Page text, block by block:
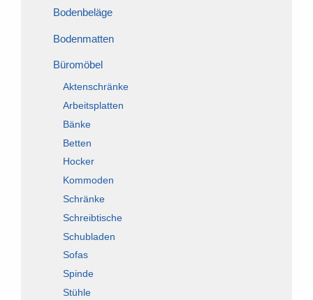
Bodenbeläge
Bodenmatten
Büromöbel
Aktenschränke
Arbeitsplatten
Bänke
Betten
Hocker
Kommoden
Schränke
Schreibtische
Schubladen
Sofas
Spinde
Stühle